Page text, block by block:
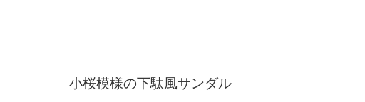
小桜模様の下駄風サンダル